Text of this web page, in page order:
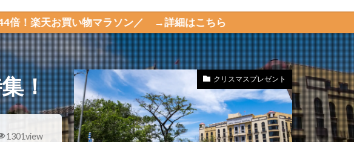
い物マラソン／ →詳細はこちら
！
1301view
クリスマスプレゼント